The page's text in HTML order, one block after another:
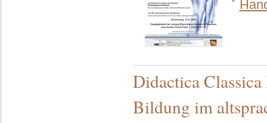
Didactica
Bildung im